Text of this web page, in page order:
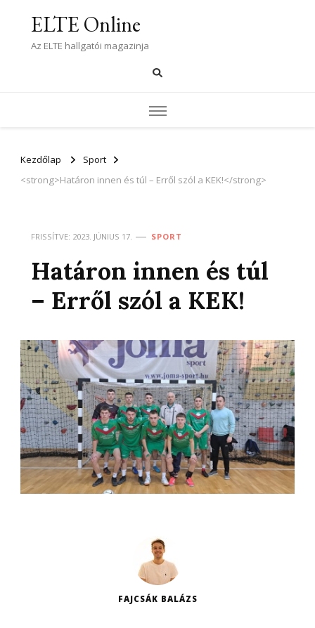
ELTE Online
Az ELTE hallgatói magazinja
Kezdőlap
Sport
<strong>Határon innen és túl – Erről szól a KEK!</strong>
FRISSÍTVE: 2023. JÚNIUS 17. SPORT
Határon innen és túl
– Erről szól a KEK!
FAJCSÁK BALÁZS